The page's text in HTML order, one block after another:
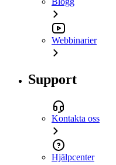
Webbinarier
Support
Kontakta oss
Hjälpcenter